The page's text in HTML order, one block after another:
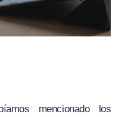
mencionado los